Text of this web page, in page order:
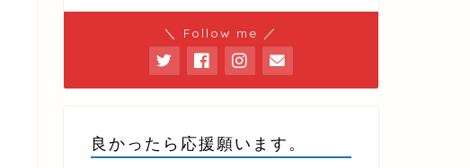
＼ Follow me ／
良かったら応援願います。